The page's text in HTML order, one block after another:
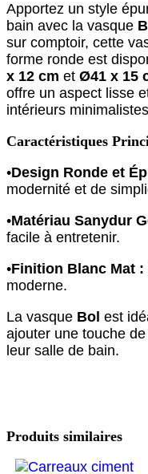
Apportez un style
bain avec la vasque
sur comptoir, cette
forme ronde est
x 12 cm et Ø41 x 15
offre un aspect lisse
intérieurs
Caractéristiques
•Design Ronde et
modernité et de
•Matériau Sanydur
facile à entretenir.
•Finition Blanc Mat :
moderne.
La vasque Bol est
ajouter une touche
leur salle de bain.
Produits similaires